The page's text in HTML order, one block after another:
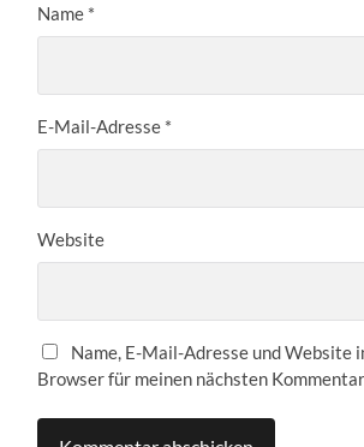
Name *
E-Mail-Adresse *
Website
Name, E-Mail-Adresse und Website
Browser für meinen nächsten